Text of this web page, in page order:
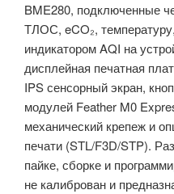
BME280, подключенные
ТЛОС, eCO₂,
индикатором AQI на
дисплейная печатная
IPS сенсорный экран,
модулей Feather M0
механический крепеж и
печати (STL/F3D/STP).
пайке, сборке и
не калиброван и